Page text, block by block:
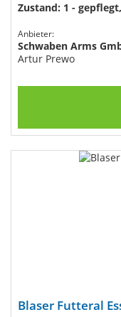
Zustand: 1 -
Anbieter:
Schwaben Arms
Artur Prewo
Blaser Futteral